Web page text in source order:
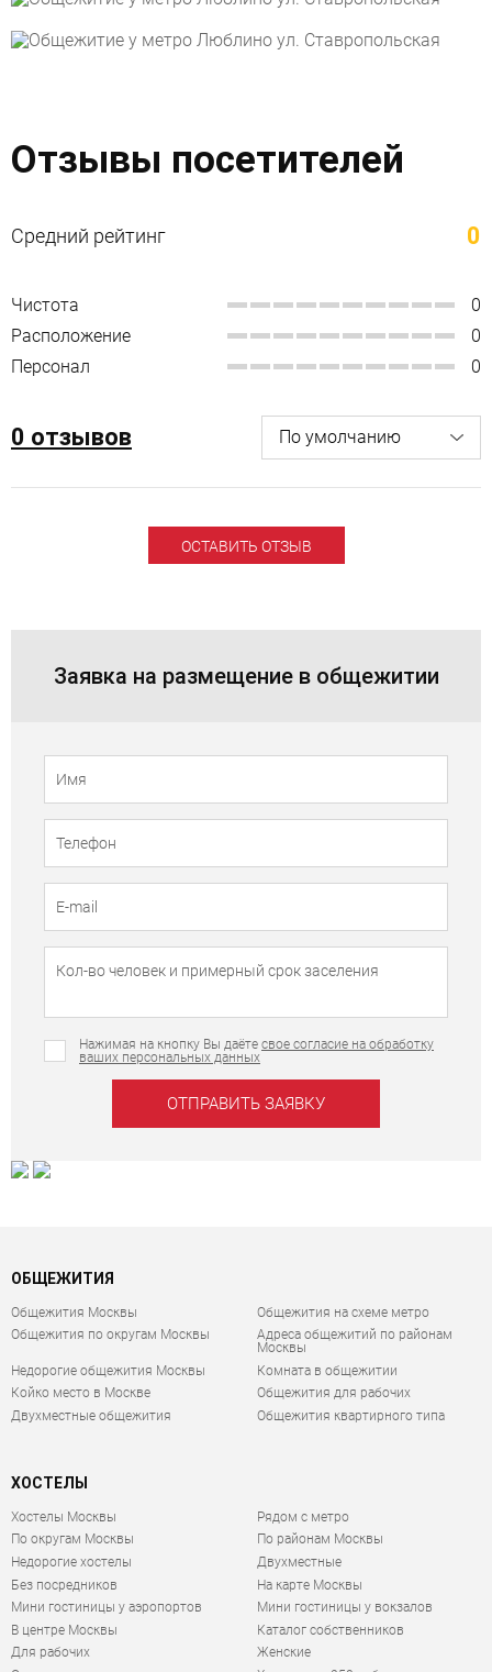
Отзывы посетителей
Средний рейтинг 0
Чистота
0
Расположение
0
Персонал
0
0 отзывов
ОСТАВИТЬ ОТЗЫВ
Заявка на размещение в общежитии
Нажимая на кнопку Вы даёте свое согласие на обработку
ваших персональных данных
ОБЩЕЖИТИЯ
Общежития Москвы
Общежития на схеме метро
Общежития по округам Москвы
Адреса общежитий по районам
Москвы
Недорогие общежития Москвы
Комната в общежитии
Койко место в Москве
Общежития для рабочих
Двухместные общежития
Общежития квартирного типа
ХОСТЕЛЫ
Хостелы Москвы
По округам Москвы
Недорогие хостелы
Без посредников
Мини гостиницы у аэропортов
В центре Москвы
Для рабочих
Рядом с метро
По районам Москвы
Двухместные
На карте Москвы
Мини гостиницы у вокзалов
Каталог собственников
Женские